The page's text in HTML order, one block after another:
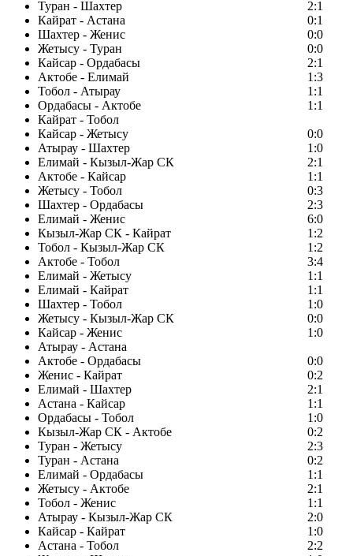
Туран - Шахтер
2:1
Кайрат - Астана
0:1
Шахтер - Женис
0:0
Жетысу - Туран
0:0
Кайсар - Ордабасы
2:1
Актобе - Елимай
1:3
Тобол - Атырау
1:1
Ордабасы - Актобе
1:1
Кайрат - Тобол
Кайсар - Жетысу
0:0
Атырау - Шахтер
1:0
Елимай - Кызыл-Жар СК
2:1
Актобе - Кайсар
1:1
Жетысу - Тобол
0:3
Шахтер - Ордабасы
2:3
Елимай - Женис
6:0
Кызыл-Жар СК - Кайрат
1:2
Тобол - Кызыл-Жар СК
1:2
Актобе - Тобол
3:4
Елимай - Жетысу
1:1
Елимай - Кайрат
1:1
Шахтер - Тобол
1:0
Жетысу - Кызыл-Жар СК
0:0
Кайсар - Женис
1:0
Атырау - Астана
Актобе - Ордабасы
0:0
Женис - Кайрат
0:2
Елимай - Шахтер
2:1
Астана - Кайсар
1:1
Ордабасы - Тобол
1:0
Кызыл-Жар СК - Актобе
0:2
Туран - Жетысу
2:3
Туран - Астана
0:2
Елимай - Ордабасы
1:1
Жетысу - Актобе
2:1
Тобол - Женис
1:1
Атырау - Кызыл-Жар СК
2:0
Кайсар - Кайрат
1:0
Астана - Тобол
2:2